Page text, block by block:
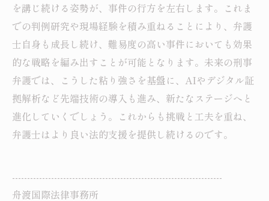
を講じ続ける姿勢が、事件の行方を左右します。これま
での判例研究や現場経験を積み重ねることにより、弁護
士自身も成長し続け、難易度の高い事件においても効果
的な戦略を編み出すことが可能となります。未来の刑事
弁護では、こうした粘り強さを基盤に、AIやデジタル証
拠解析など先端技術の導入も進み、新たなステージへと
進化していくでしょう。これからも挑戦と工夫を重ね、
弁護士はより良い法的支援を提供し続けるのです。
----------------------------------------------------------------------
舟渡国際法律事務所